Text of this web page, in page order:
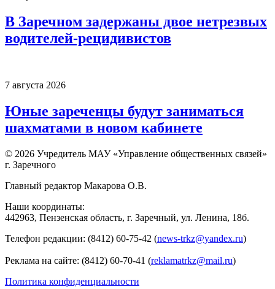
В Заречном задержаны двое нетрезвых
водителей-рецидивистов
7 августа 2026
Юные зареченцы будут заниматься
шахматами в новом кабинете
© 2026 Учредитель МАУ «Управление общественных связей»
г. Заречного
Главный редактор Макарова О.В.
Наши координаты:
442963, Пензенская область, г. Заречный, ул. Ленина, 18б.
Телефон редакции: (8412) 60-75-42 (news-trkz@yandex.ru)
Реклама на сайте: (8412) 60-70-41 (reklamatrkz@mail.ru)
Политика конфиденциальности